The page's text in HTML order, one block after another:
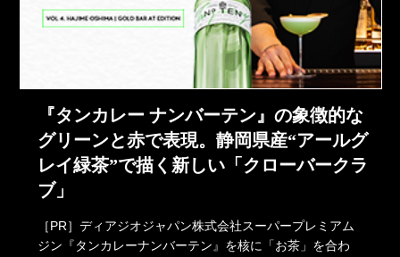
『タンカレー ナンバーテン』の象徴的な
グリーンと赤で表現。静岡県産“アールグ
レイ緑茶”で描く新しい「クローバークラ
ブ」
［PR］ディアジオジャパン株式会社スーパープレミアム
ジン『タンカレーナンバーテン』を核に「お茶」を合わ